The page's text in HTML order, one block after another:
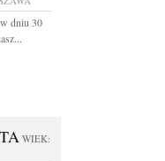
dniu 30
WIEK: